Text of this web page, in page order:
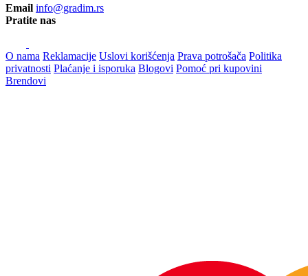
Email info@gradim.rs
Pratite nas
O nama Reklamacije Uslovi korišćenja Prava potrošača Politika
privatnosti Plaćanje i isporuka Blogovi Pomoć pri kupovini
Brendovi